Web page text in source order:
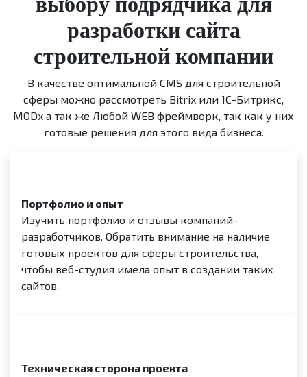
разработки сайта
строительной компании
В качестве оптимальной CMS для строительной
сферы можно рассмотреть Bitrix или 1С-Битрикс,
MODx а так же Любой WEB фреймворк, так как у них
готовые решения для этого вида бизнеса.
Портфолио и опыт
Изучить портфолио и отзывы компаний-
разработчиков. Обратить внимание на наличие
готовых проектов для сферы строительства,
чтобы веб-студия имела опыт в создании таких
сайтов.
Техническая сторона проекта